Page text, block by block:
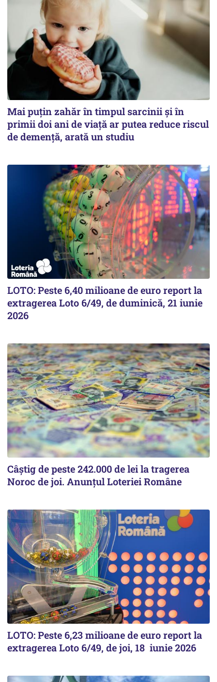
Mai puțin zahăr în timpul sarcinii și în
primii doi ani de viață ar putea reduce riscul
de demență, arată un studiu
LOTO: Peste 6,40 milioane de euro report la
extragerea Loto 6/49, de duminică, 21 iunie
2026
Câștig de peste 242.000 de lei la tragerea
Noroc de joi. Anunțul Loteriei Române
LOTO: Peste 6,23 milioane de euro report la
extragerea Loto 6/49, de joi, 18 iunie 2026